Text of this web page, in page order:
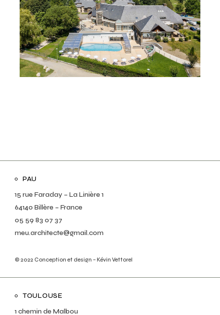
PAU
15 rue Faraday – La Linière 1
64140 Billère – France
05 59 83 07 37
meu.architecte@gmail.com
© 2022 Conception et design – Kévin Vettorel
TOULOUSE
1 chemin de Malbou